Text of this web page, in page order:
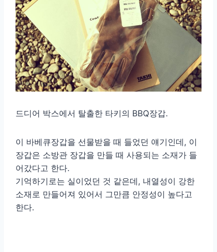
드디어 박스에서 탈출한 타키의 BBQ장갑.
이 바베큐장갑을 선물받을 때 들었던 얘기인데, 이
장갑은 소방관 장갑을 만들 때 사용되는 소재가 들
어갔다고 한다.
기억하기로는 실이었던 것 같은데, 내열성이 강한
소재로 만들어져 있어서 그만큼 안정성이 높다고
한다.